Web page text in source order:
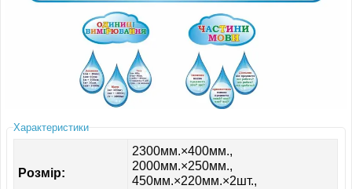
Характеристики
Розмір:
2300мм.×400мм.,
2000мм.×250мм.,
450мм.×220мм.×2шт.,